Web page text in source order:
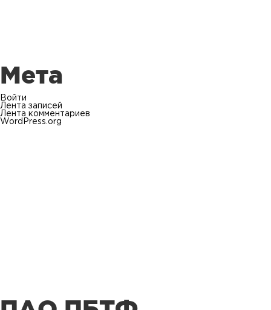
Мета
Войти
Лента записей
Лента комментариев
WordPress.org